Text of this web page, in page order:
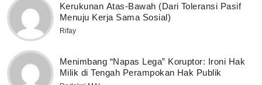
Kerukunan Atas-Bawah (Dari Toleransi Pasif
Menuju Kerja Sama Sosial)
Rifay
Menimbang “Napas Lega” Koruptor: Ironi Hak
Milik di Tengah Perampokan Hak Publik